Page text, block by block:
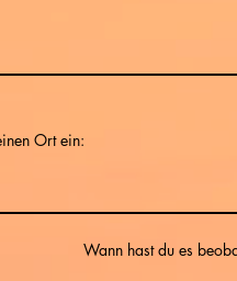
Ort ein:
Wann hast du es